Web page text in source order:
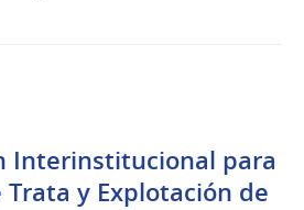
Interinstitucional para
y Explotación de